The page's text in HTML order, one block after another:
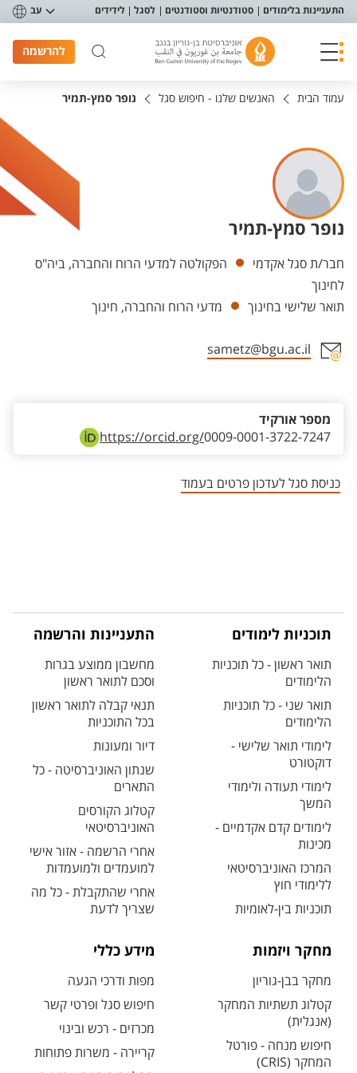
תפריט נגישות
התעניינות בלימודים סטודנטיות וסטודנטים לסגל לידידים עב
להרשמה
עמוד הבית האנשים שלנו - חיפוש סגל נופר סמץ-תמיר
נופר סמץ-תמיר
יחידות
חבר/ת סגל אקדמי
הפקולטה למדעי הרוח והחברה, ביה"ס
לחינוך
תואר שלישי בחינוך
מדעי הרוח והחברה, חינוך
sametz@bgu.ac.il
https://orcid.org/0009-0001-3722-7247
מספר אורקיד
כניסת סגל לעדכון פרטים בעמוד
תוכניות לימודים
תואר ראשון - כל תוכניות
הלימודים
תואר שני - כל תוכניות
הלימודים
לימודי תואר שלישי -
דוקטורט
לימודי תעודה ולימודי
המשך
לימודים קדם אקדמיים -
מכינות
המרכז האוניברסיטאי
ללימודי חוץ
תוכניות בין-לאומיות
התעניינות והרשמה
מחשבון ממוצע בגרות
וסכם לתואר ראשון
תנאי קבלה לתואר ראשון
בכל התוכניות
דיור ומעונות
שנתון האוניברסיטה - כל
התארים
קטלוג הקורסים
האוניברסיטאי
אחרי הרשמה - אזור אישי
למועמדים ולמועמדות
אחרי שהתקבלת - כל מה
שצריך לדעת
מחקר ויזמות
מחקר בבן-גוריון
קטלוג תשתיות המחקר
(אנגלית)
חיפוש מנחה - פורטל
המחקר (CRIS)
מידע כללי
מפות ודרכי הגעה
חיפוש סגל ופרטי קשר
מכרזים - רכש ובינוי
קריירה - משרות פתוחות